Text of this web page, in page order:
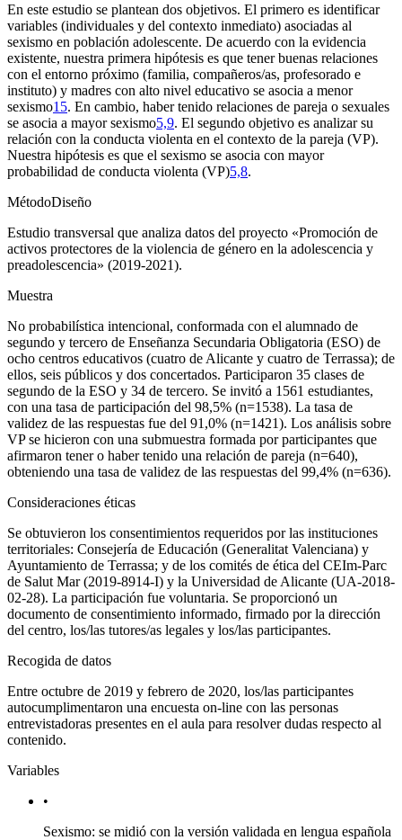
En este estudio se plantean dos objetivos. El primero es identificar
variables (individuales y del contexto inmediato) asociadas al
sexismo en población adolescente. De acuerdo con la evidencia
existente, nuestra primera hipótesis es que tener buenas relaciones
con el entorno próximo (familia, compañeros/as, profesorado e
instituto) y madres con alto nivel educativo se asocia a menor
sexismo15. En cambio, haber tenido relaciones de pareja o sexuales
se asocia a mayor sexismo5,9. El segundo objetivo es analizar su
relación con la conducta violenta en el contexto de la pareja (VP).
Nuestra hipótesis es que el sexismo se asocia con mayor
probabilidad de conducta violenta (VP)5,8.
MétodoDiseño
Estudio transversal que analiza datos del proyecto «Promoción de
activos protectores de la violencia de género en la adolescencia y
preadolescencia» (2019-2021).
Muestra
No probabilística intencional, conformada con el alumnado de
segundo y tercero de Enseñanza Secundaria Obligatoria (ESO) de
ocho centros educativos (cuatro de Alicante y cuatro de Terrassa); de
ellos, seis públicos y dos concertados. Participaron 35 clases de
segundo de la ESO y 34 de tercero. Se invitó a 1561 estudiantes,
con una tasa de participación del 98,5% (n=1538). La tasa de
validez de las respuestas fue del 91,0% (n=1421). Los análisis sobre
VP se hicieron con una submuestra formada por participantes que
afirmaron tener o haber tenido una relación de pareja (n=640),
obteniendo una tasa de validez de las respuestas del 99,4% (n=636).
Consideraciones éticas
Se obtuvieron los consentimientos requeridos por las instituciones
territoriales: Consejería de Educación (Generalitat Valenciana) y
Ayuntamiento de Terrassa; y de los comités de ética del CEIm-Parc
de Salut Mar (2019-8914-I) y la Universidad de Alicante (UA-2018-
02-28). La participación fue voluntaria. Se proporcionó un
documento de consentimiento informado, firmado por la dirección
del centro, los/las tutores/as legales y los/las participantes.
Recogida de datos
Entre octubre de 2019 y febrero de 2020, los/las participantes
autocumplimentaron una encuesta on-line con las personas
entrevistadoras presentes en el aula para resolver dudas respecto al
contenido.
Variables
•
Sexismo: se midió con la versión validada en lengua española